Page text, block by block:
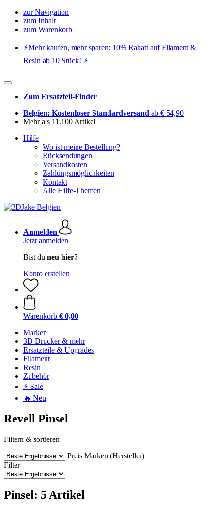
zur Navigation
zum Inhalt
zum Warenkorb
⚡️Mehr kaufen, mehr sparen: 10% Rabatt auf Filament &
Resin ab 10 Stück! ⚡️
Zum Ersatzteil-Finder
Belgien: Kostenloser Standardversand ab € 54,90
Mehr als 11.100 Artikel
Hilfe
Wo ist meine Bestellung?
Rücksendungen
Versandkosten
Zahlungsmöglichkeiten
Kontakt
Alle Hilfe-Themen
Anmelden
Jetzt anmelden
Bist du neu hier?
Konto erstellen
Warenkorb € 0,00
Marken
3D Drucker & mehr
Ersatzteile & Upgrades
Filament
Resin
Zubehör
⚡ Sale
🔥 Neu
Revell Pinsel
Filtern & sortieren
Preis Marken (Hersteller)
Filter
Pinsel: 5 Artikel